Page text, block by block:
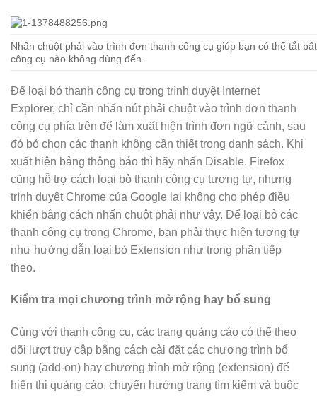
Nhấn chuột phải vào trình đơn thanh công cụ giúp bạn có thể tắt
công cụ nào không dùng đến.
Để loại bỏ thanh công cụ trong trình duyệt Internet
Explorer, chỉ cần nhấn nút phải chuột vào trình đơn thanh
công cụ phía trên để làm xuất hiện trình đơn ngữ cảnh, sau
đó bỏ chọn các thanh không cần thiết trong danh sách. Khi
xuất hiện bảng thông báo thì hãy nhấn Disable. Firefox
cũng hỗ trợ cách loại bỏ thanh công cụ tương tự, nhưng
trình duyệt Chrome của Google lại không cho phép điều
khiển bằng cách nhấn chuột phải như vậy. Để loại bỏ các
thanh công cụ trong Chrome, bạn phải thực hiện tương tự
như hướng dẫn loại bỏ Extension như trong phần tiếp
theo.
Kiểm tra mọi chương trình mở rộng hay bổ sung
Cùng với thanh công cụ, các trang quảng cáo có thể theo
dõi lượt truy cập bằng cách cài đặt các chương trình bổ
sung (add-on) hay chương trình mở rộng (extension) để
hiển thị quảng cáo, chuyển hướng trang tìm kiếm và buộc